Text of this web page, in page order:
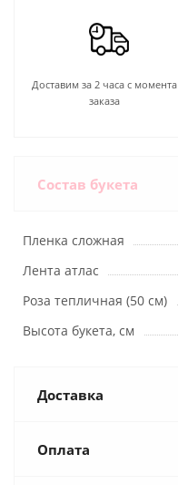
Доставим за 2 часа с момента
заказа
Состав букета
Пленка сложная
Лента атлас
Роза тепличная (50 см)
Высота букета, см
Доставка
Оплата